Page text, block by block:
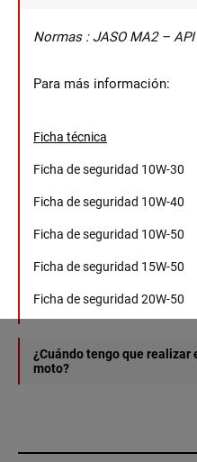
Normas :JASO MA2 – API
Para más información:
Ficha técnica
Ficha de seguridad 10W-30
Ficha de seguridad 10W-40
Ficha de seguridad 10W-50
Ficha de seguridad 15W-50
Ficha de seguridad 20W-50
¿Cuándo tengo que realizar
moto?
fabricante.